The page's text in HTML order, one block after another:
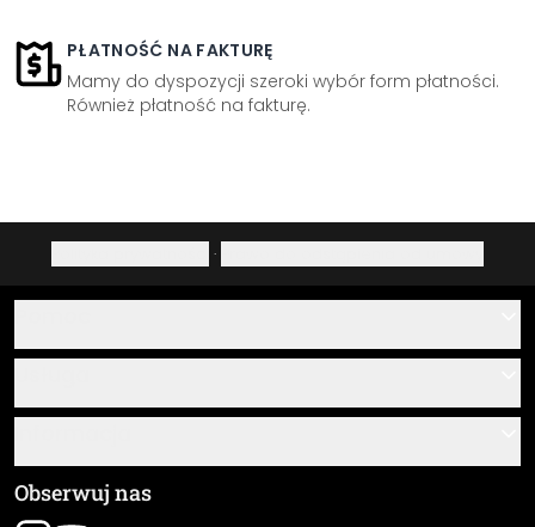
PŁATNOŚĆ NA FAKTURĘ
Mamy do dyspozycji szeroki wybór form płatności.
Również płatność na fakturę.
·
O nas
Przegląd materiałów
Śledzenie przesyłki
Ogólne Warunki Handlowe (OWH)
Obserwuj nas